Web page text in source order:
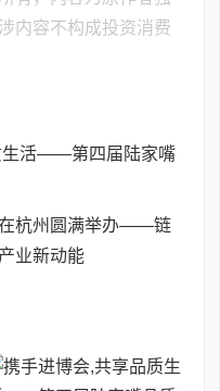
内容不构成投资消费
生活——第四届陆家嘴
杭州圆满举办——链
业新动能